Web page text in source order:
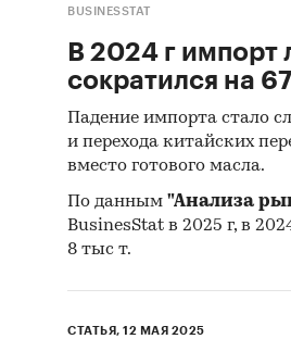
BUSINESSTAT
В 2024 г импорт
сократился на
Падение импорта стало
и перехода китайских
вместо готового масла.
По данным "Анализа
BusinesStat в 2025 г, в
8 тыс т.
СТАТЬЯ, 12 МАЯ 2025